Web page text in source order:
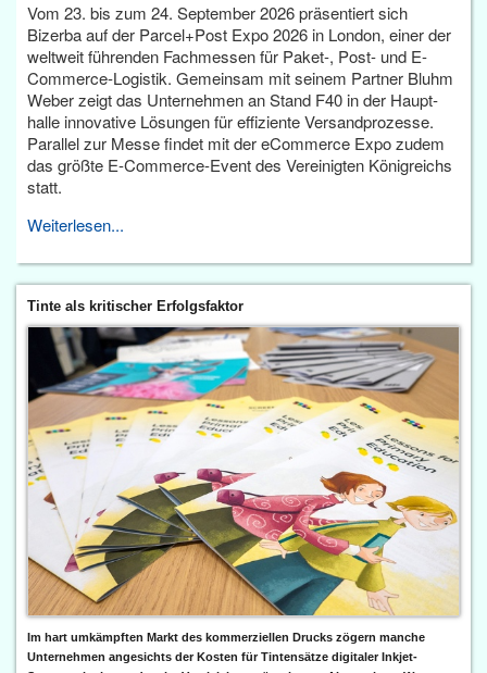
Vom 23. bis zum 24. September 2026 präsentiert sich
Bizerba auf der Parcel+Post Expo 2026 in London, einer der
weltweit führenden Fachmessen für Paket-, Post- und E-
Commerce-Logistik. Gemeinsam mit seinem Partner Bluhm
Weber zeigt das Unternehmen an Stand F40 in der Haupt­
halle innovative Lösungen für effiziente Versandprozesse.
Parallel zur Messe findet mit der eCommerce Expo zudem
das größte E-Commerce-Event des Vereinigten Königreichs
statt.
Weiterlesen...
Tinte als kritischer Erfolgsfaktor
Im hart umkämpften Markt des kommerziellen Drucks zögern manche
Unternehmen angesichts der Kosten für Tintensätze digitaler Inkjet-